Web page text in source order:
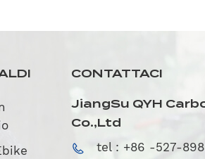
CONTATTACI
JiangSu QYH
Co.,Ltd
tel : +86 -527-